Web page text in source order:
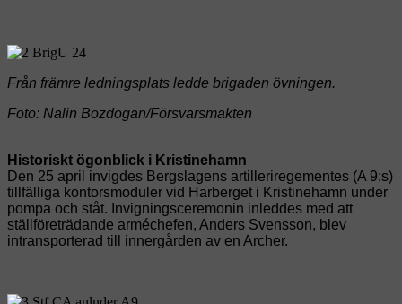
Från främre ledningsplats ledde brigaden övningen.
Foto: Nalin Bozdogan/Försvarsmakten
Historiskt ögonblick i Kristinehamn
Den 25 april invigdes Bergslagens artilleriregementes (A 9:s)
tillfälliga kontorsmoduler vid Harberget i Kristinehamn under
pompa och ståt. Invigningsceremonin inleddes med att
ställföreträdande arméchefen, Anders Svensson, blev
intransporterad till innergården av en Archer.